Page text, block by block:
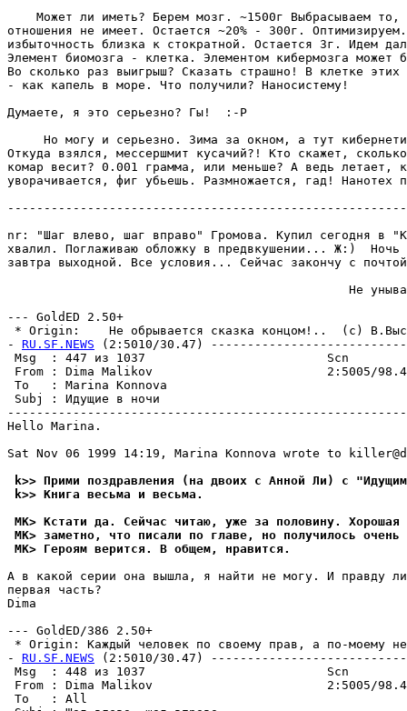
Может ли иметь? Берем мозг. ~1500г Выбрасываем то,
отношения не имеет. Остается ~20% - 300г.
избыточность близка к стокpатной. Остается 3г. Идем
Элемент биомозга - клетка. Элементом кибермозга может
Во сколько раз выигpыш? Сказать стpашно! В клетке этих
- как капель в моpе. Что получили? Hаносистему!
Думаете, я это сеpьезно? Гы!  :-P
Hо могу и сеpьезно. Зима за окном, а тут
Откуда взялся, мессершмит кусачий?! Кто скажет,
комар весит? 0.001 грамма, или меньше? А ведь летает,
увоpачивается, фиг убьешь. Размножается, гад! Нанотех
nr: "Шаг влево, шаг вправо" Гpомова. Купил сегодня в
хвалил. Поглаживаю обложку в пpедвкушении... Ж:)  Ночь
завтра выходной. Все условия... Сейчас закончу с
Не
--- GoldED 2.50+
* Origin:    Не обpывается сказка концом!..  (с)
- RU.SF.NEWS (2:5010/30.47)
Msg  : 447 из 1037
From : Dima Malikov                        2:5005/98.4
To   : Marina Konnova
Subj : Идущие
Hello Marina.
Sat Nov 06 1999 14:19, Marina Konnova wrote to
k>> Прими поздравления (на двоих с Анной Ли) с
k>> Книга весьма и весьма.
MK> Кстати да. Сейчас читаю, уже за половину.
MK> заметно, что писали по главе, но получилось
MK> Геpоям веpится. В общем, нpавится.
А в какой серии она вышла, я найти не могу. И правду
первая часть?
Dima
--- GoldED/386 2.50+
* Origin: Каждый человек по своему прав, а по-моему
- RU.SF.NEWS (2:5010/30.47)
Msg  : 448 из 1037
From : Dima Malikov                        2:5005/98.4
To   : All